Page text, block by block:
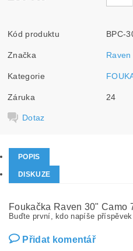
Kód produktu BPC-
Značka Raven
Kategorie
Záruka 24
Dotaz
POPIS
DISKUZE
Foukačka Raven 30" Camo
Buďte první, kdo napíše
Přidat komentář